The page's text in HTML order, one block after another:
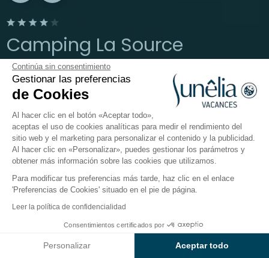
Continúa sin consentimiento
Gestionar las preferencias
de Cookies
Al hacer clic en el botón «Aceptar todo»,
aceptas el uso de cookies analíticas para medir el rendimiento del
sitio web y el marketing para personalizar el contenido y la publicidad.
Al hacer clic en «Personalizar», puedes gestionar los parámetros y
obtener más información sobre las cookies que utilizamos.
Para modificar tus preferencias más tarde, haz clic en el enlace
'Preferencias de Cookies' situado en el pie de página.
Leer la política de confidencialidad
Consentimientos certificados por
Personalizar Aceptar todo
Camping La Source
Aveyron, Thérondels
Abierto del
19 de junio de 2026
13 de septiembre de
2026
El camping Alojamientos Actividades Cerca del
Consultar precios y disponibilidad
Los alojamientos del
CampingSunêlia La Source
orilla del lago de Sarransen Occitania,
camping de 4 estrellas Sunêlia La Sourcete